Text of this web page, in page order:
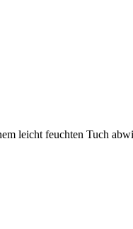
leicht feuchten Tuch